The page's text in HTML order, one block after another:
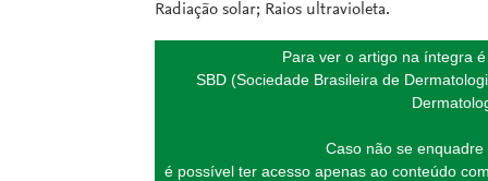
Radiação solar; Raios ultravioleta.
Para ver o artigo na íntegra
SBD (Sociedade Brasileira de
Caso não se
é possível ter acesso apenas ao conteúdo